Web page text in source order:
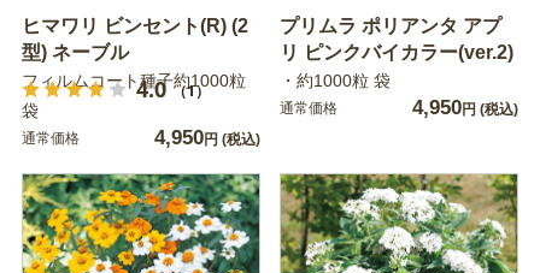
ヒマワリ ビンセント(R) (2
型) ネーブル
4.0 （1）
フィルムコート種子約1000粒
袋
通常価格 4,950円 (税込)
プリムラ ポリアンタ アプ
リ ピンクバイカラー(ver.2)
・約1000粒 袋
通常価格 4,950円 (税込)